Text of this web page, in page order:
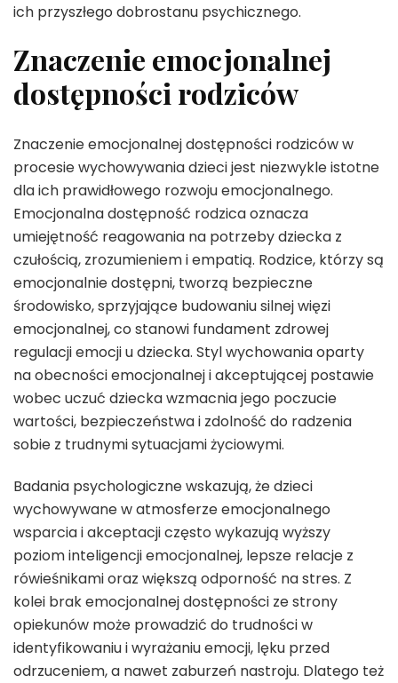
ich przyszłego dobrostanu psychicznego.
Znaczenie emocjonalnej
dostępności rodziców
Znaczenie emocjonalnej dostępności rodziców w
procesie wychowywania dzieci jest niezwykle istotne
dla ich prawidłowego rozwoju emocjonalnego.
Emocjonalna dostępność rodzica oznacza
umiejętność reagowania na potrzeby dziecka z
czułością, zrozumieniem i empatią. Rodzice, którzy są
emocjonalnie dostępni, tworzą bezpieczne
środowisko, sprzyjające budowaniu silnej więzi
emocjonalnej, co stanowi fundament zdrowej
regulacji emocji u dziecka. Styl wychowania oparty
na obecności emocjonalnej i akceptującej postawie
wobec uczuć dziecka wzmacnia jego poczucie
wartości, bezpieczeństwa i zdolność do radzenia
sobie z trudnymi sytuacjami życiowymi.
Badania psychologiczne wskazują, że dzieci
wychowywane w atmosferze emocjonalnego
wsparcia i akceptacji często wykazują wyższy
poziom inteligencji emocjonalnej, lepsze relacje z
rówieśnikami oraz większą odporność na stres. Z
kolei brak emocjonalnej dostępności ze strony
opiekunów może prowadzić do trudności w
identyfikowaniu i wyrażaniu emocji, lęku przed
odrzuceniem, a nawet zaburzeń nastroju. Dlatego też